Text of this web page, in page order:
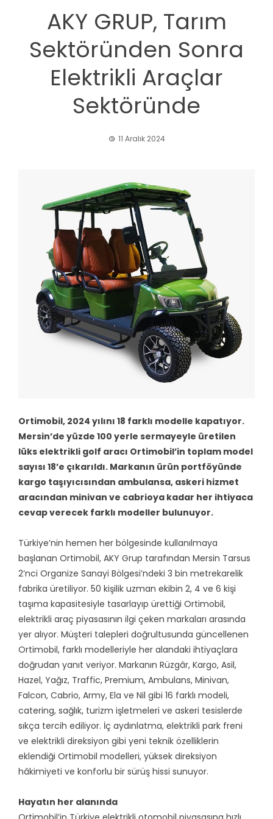
AKY GRUP, Tarım
Sektöründen Sonra
Elektrikli Araçlar
Sektöründe
11 Aralık 2024
Ortimobil, 2024 yılını 18 farklı modelle kapatıyor.
Mersin’de yüzde 100 yerle sermayeyle üretilen
lüks elektrikli golf aracı Ortimobil’in toplam model
sayısı 18’e çıkarıldı. Markanın ürün portföyünde
kargo taşıyıcısından ambulansa, askeri hizmet
aracından minivan ve cabrioya kadar her ihtiyaca
cevap verecek farklı modeller bulunuyor.
Türkiye’nin hemen her bölgesinde kullanılmaya
başlanan Ortimobil, AKY Grup tarafından Mersin Tarsus
2’nci Organize Sanayi Bölgesi’ndeki 3 bin metrekarelik
fabrika üretiliyor. 50 kişilik uzman ekibin 2, 4 ve 6 kişi
taşıma kapasitesiyle tasarlayıp ürettiği Ortimobil,
elektrikli araç piyasasının ilgi çeken markaları arasında
yer alıyor. Müşteri talepleri doğrultusunda güncellenen
Ortimobil, farklı modelleriyle her alandaki ihtiyaçlara
doğrudan yanıt veriyor. Markanın Rüzgâr, Kargo, Asil,
Hazel, Yağız, Traffic, Premium, Ambulans, Minivan,
Falcon, Cabrio, Army, Ela ve Nil gibi 16 farklı modeli,
catering, sağlık, turizm işletmeleri ve askeri tesislerde
sıkça tercih ediliyor. İç aydınlatma, elektrikli park freni
ve elektrikli direksiyon gibi yeni teknik özelliklerin
eklendiği Ortimobil modelleri, yüksek direksiyon
hâkimiyeti ve konforlu bir sürüş hissi sunuyor.
Hayatın her alanında